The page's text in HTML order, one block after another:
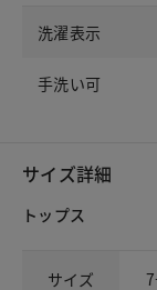
洗濯表示
手洗い可
サイズ詳細
トップス
サイズ